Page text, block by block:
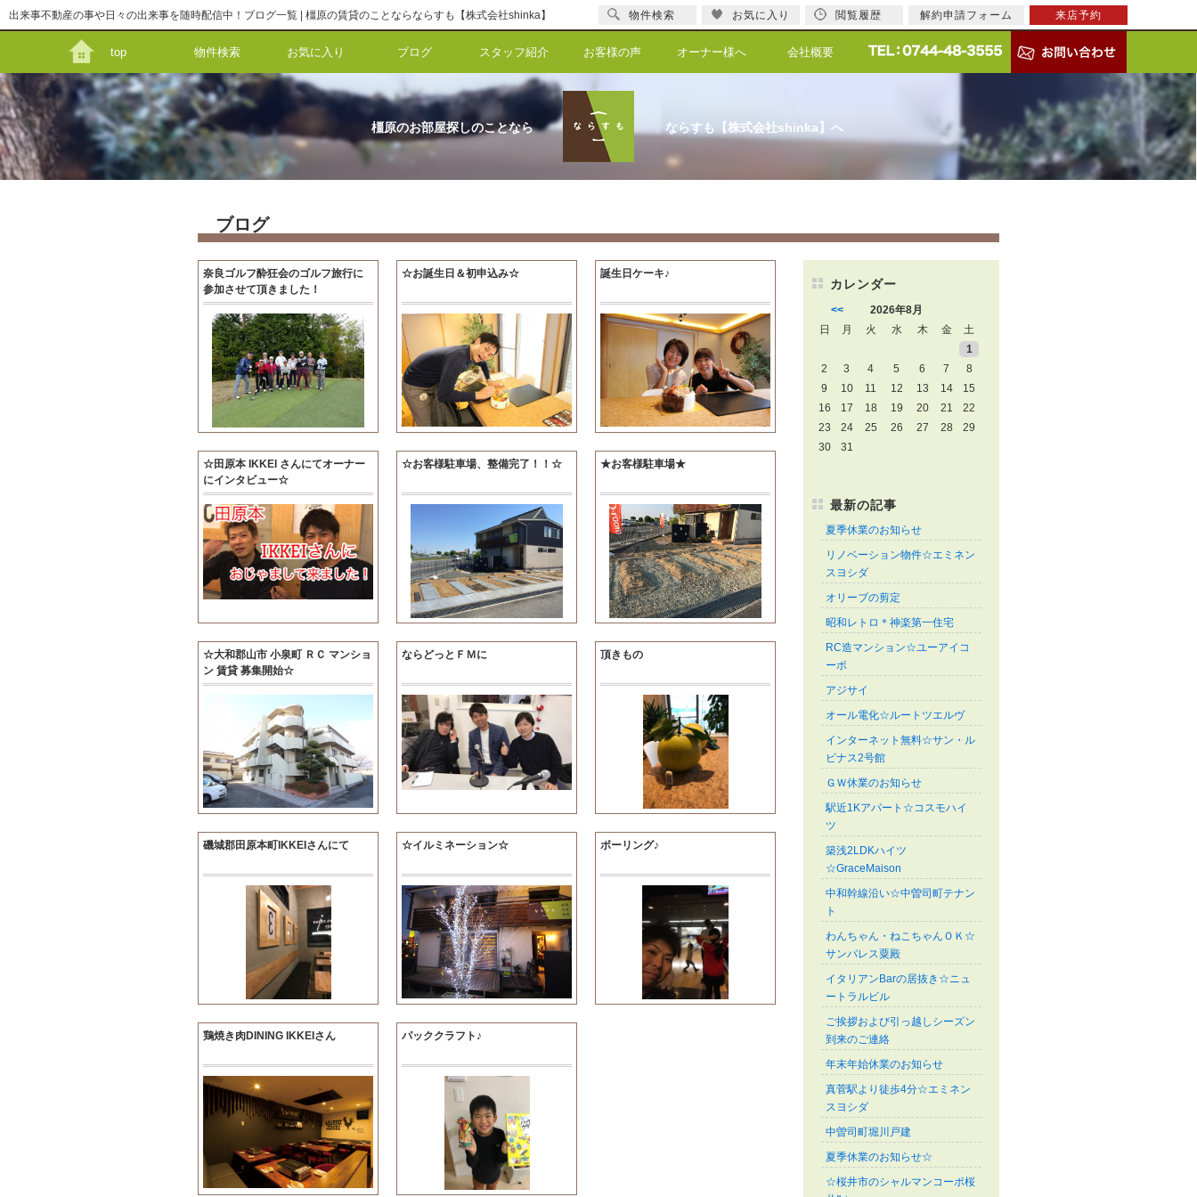
出来事不動産の事や日々の出来事を随時配信中！ブログ一覧 | 橿原の賃貸のことならならすも【株式会社shinka】
top 物件検索 お気に入り ブログ スタッフ紹介 お客様の声 オーナー様へ 会社概要
橿原のお部屋探しのことなら ならすも【株式会社shinka】へ
ブログ
奈良ゴルフ酔狂会のゴルフ旅行に
参加させて頂きました！
☆お誕生日＆初申込み☆ 誕生日ケーキ♪
☆田原本 IKKEI さんにてオーナー
にインタビュー☆
☆お客様駐車場、整備完了！！☆ ★お客様駐車場★
☆大和郡山市 小泉町 ＲＣ マンショ
ン 賃貸 募集開始☆
ならどっとＦＭに 頂きもの
磯城郡田原本町IKKEIさんにて ☆イルミネーション☆ ボーリング♪
鶏焼き肉DINING IKKEIさん パッククラフト♪
カレンダー
<<
2026年8月
日
月 火 水 木 金
土
1
2
3 4 5 6 7
8
9
10 11 12 13 14
15
16
17 18 19 20 21
22
23
24 25 26 27 28
29
30
31
最新の記事
夏季休業のお知らせ
リノベーション物件☆エミネン
スヨシダ
オリーブの剪定
昭和レトロ＊神楽第一住宅
RC造マンション☆ユーアイコ
ーポ
アジサイ
オール電化☆ルートツエルヴ
インターネット無料☆サン・ル
ピナス2号館
ＧＷ休業のお知らせ
駅近1Kアパート☆コスモハイ
ツ
築浅2LDKハイツ
☆GraceMaison
中和幹線沿い☆中曽司町テナン
ト
わんちゃん・ねこちゃんＯＫ☆
サンパレス粟殿
イタリアンBarの居抜き☆ニュ
ートラルビル
ご挨拶および引っ越しシーズン
到来のご連絡
年末年始休業のお知らせ
真菅駅より徒歩4分☆エミネン
スヨシダ
中曽司町堀川戸建
夏季休業のお知らせ☆
☆桜井市のシャルマンコーポ桜
物件検索 お気に入り 閲覧履歴 解約申請フォーム 来店予約